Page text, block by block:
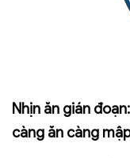
Nhịn ăn gián
càng ăn càng